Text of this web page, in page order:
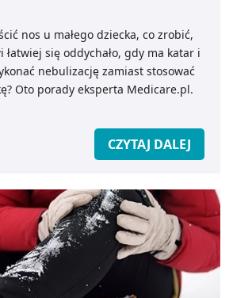
nos u małego dziecka, co zrobić,
się oddychało, gdy ma katar i
nebulizację zamiast stosować
Oto porady eksperta Medicare.pl.
CZYTAJ DALEJ